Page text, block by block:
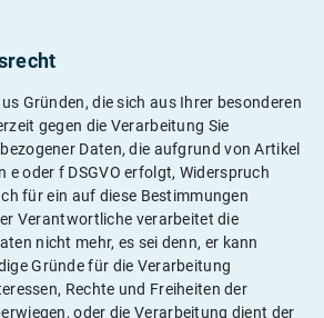
Gründen, die sich aus Ihrer besonderen
gegen die Verarbeitung Sie
Daten, die aufgrund von Artikel
e oder f DSGVO erfolgt, Widerspruch
für ein auf diese Bestimmungen
Verantwortliche verarbeitet die
nicht mehr, es sei denn, er kann
Gründe für die Verarbeitung
Rechte und Freiheiten der
oder die Verarbeitung dient der